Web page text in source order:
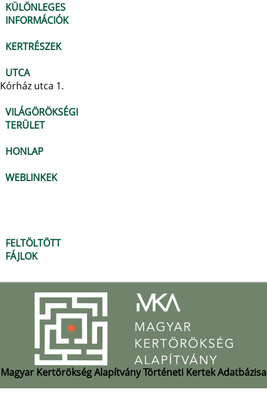
KÜLÖNLEGES
INFORMÁCIÓK
KERTRÉSZEK
UTCA
Kórház utca 1.
VILÁGÖRÖKSÉGI
TERÜLET
HONLAP
WEBLINKEK
FELTÖLTÖTT
FÁJLOK
Magyar Kertörökség Alapítvány Történeti Kertek Adatbázisa